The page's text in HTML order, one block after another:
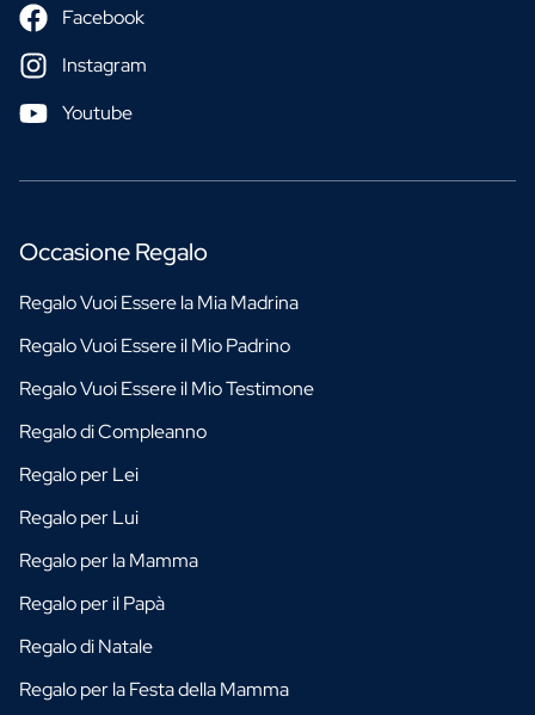
Facebook
Instagram
Youtube
Occasione Regalo
Regalo Vuoi Essere la Mia Madrina
Regalo Vuoi Essere il Mio Padrino
Regalo Vuoi Essere il Mio Testimone
Regalo di Compleanno
Regalo per Lei
Regalo per Lui
Regalo per la Mamma
Regalo per il Papà
Regalo di Natale
Regalo per la Festa della Mamma